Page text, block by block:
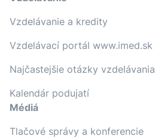
Vzdelávanie a kredity
Vzdelávací portál www.imed.sk
Najčastejšie otázky vzdelávania
Kalendár podujatí
Médiá
Tlačové správy a konferencie